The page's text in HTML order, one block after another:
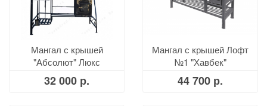
Мангал с крышей
"Абсолют" Люкс
32 000 р.
Мангал с крышей Лофт
№1 "Хавбек"
44 700 р.